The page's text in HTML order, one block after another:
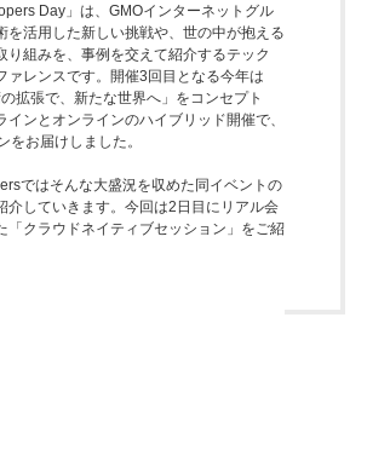
Day」は、GMOインターネットグル
を活用した新しい挑戦や、世の中が抱える
り組みを、事例を交えて紹介するテック
ァレンスです。開催3回目となる今年は
の拡張で、新たな世界へ」をコンセプト
インとオンラインのハイブリッド開催で、
をお届けしました。
ではそんな大盛況を収めた同イベントの
介していきます。今回は2日目にリアル会
「クラウドネイティブセッション」をご紹